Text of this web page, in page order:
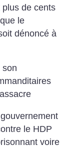
de cents
le
dénoncé à
son
le HDP
voire